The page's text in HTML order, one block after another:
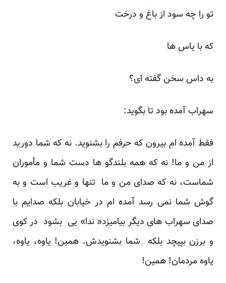
تو را چه سود از باغ و درخت
که با یاس ها
به داس سخن گفته ای؟
سهراب آمده بود تا بگوید:
فقط آمده ام بیرون که حرفم را بشنوید. نه که شما دورید
از من و ما! نه که همه بلندگو ها دست شما و مأموران
شماست، نه که صدای من و ما تنها و غریب است و به
گوش شما نمی رسد آمده ام در خیابان بلکه صدایم با
صدای سهراب های دیگر بیامیزد« ندا» یی بشود در کوی
و برزن بپیچد بلکه شما بشنویدش. همین! یاوه، یاوه،
یاوه مردمان! همین!